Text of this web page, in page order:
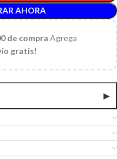
AHORA
de compra Agrega
gratis!
▶